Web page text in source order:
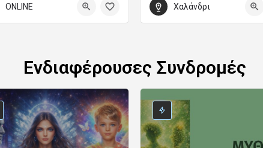
5 Σεπτεμβρίου 2026 18:00 - 20:00
Χαλάνδρι
ONLINE
Ενδιαφέρουσες Συνδρομές